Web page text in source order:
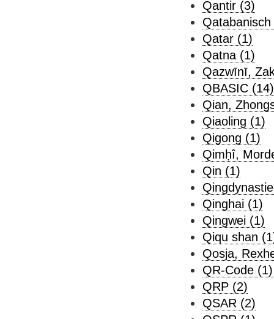
Qantir (3)
Qatabanisch
Qatar (1)
Qatna (1)
Qazwīnī,
QBASIC (14)
Qian,
Qiaoling (1)
Qigong (1)
Qimḥî,
Qin (1)
Qinghai (1)
Qingwei (1)
Qiqu shan
Qosja,
QR-Code (1)
QRP (2)
QSAR (2)